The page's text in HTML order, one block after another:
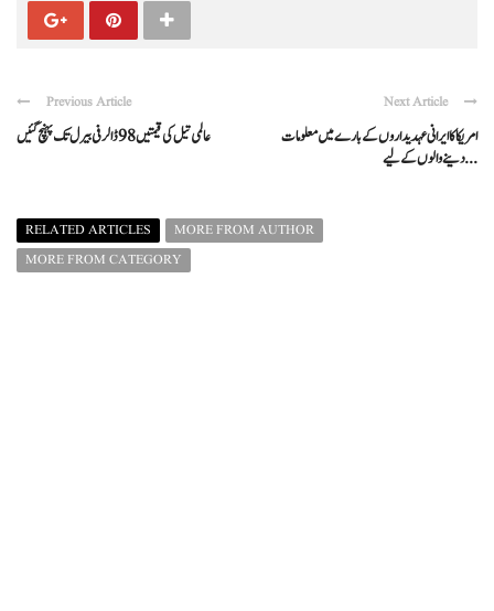
Previous Article
عالمی تیل کی قیمتیں 98 ڈالر فی بیرل تک پہنچ گئیں
Next Article
امریکا کا ایرانی عہدیداروں کے بارے میں معلومات
دینے والوں کے لیے ...
RELATED ARTICLES
MORE FROM AUTHOR
MORE FROM CATEGORY